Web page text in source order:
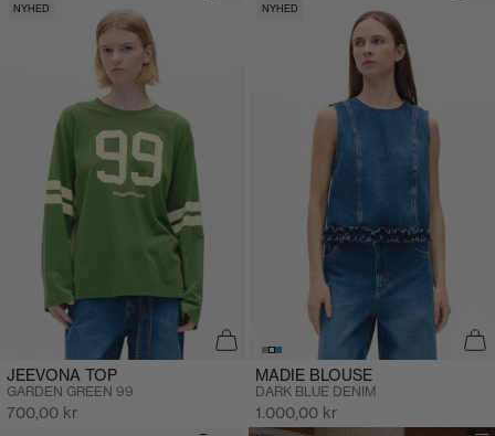
NYHED
JEEVONA TOP
GARDEN GREEN 99
Salgspris
700,00 kr
NYHED
MADIE BLOUSE
DARK BLUE DENIM
Salgspris
1.000,00 kr